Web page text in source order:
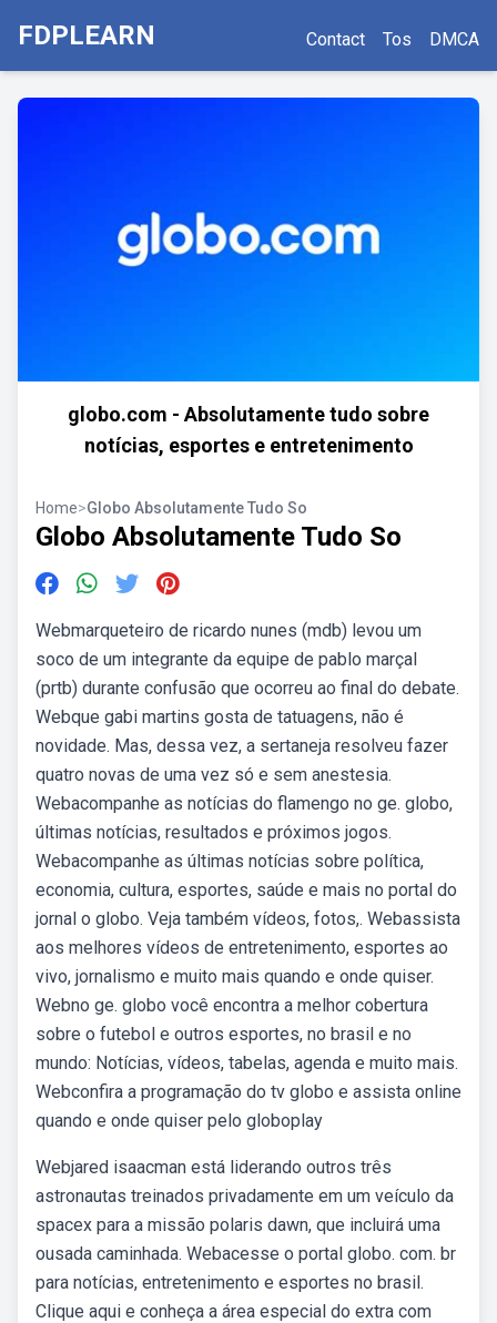
FDPLEARN Contact Tos DMCA
globo.com - Absolutamente tudo sobre
notícias, esportes e entretenimento
Home>Globo Absolutamente Tudo So
Globo Absolutamente Tudo So
Webmarqueteiro de ricardo nunes (mdb) levou um
soco de um integrante da equipe de pablo marçal
(prtb) durante confusão que ocorreu ao final do debate.
Webque gabi martins gosta de tatuagens, não é
novidade. Mas, dessa vez, a sertaneja resolveu fazer
quatro novas de uma vez só e sem anestesia.
Webacompanhe as notícias do flamengo no ge. globo,
últimas notícias, resultados e próximos jogos.
Webacompanhe as últimas notícias sobre política,
economia, cultura, esportes, saúde e mais no portal do
jornal o globo. Veja também vídeos, fotos,. Webassista
aos melhores vídeos de entretenimento, esportes ao
vivo, jornalismo e muito mais quando e onde quiser.
Webno ge. globo você encontra a melhor cobertura
sobre o futebol e outros esportes, no brasil e no
mundo: Notícias, vídeos, tabelas, agenda e muito mais.
Webconfira a programação do tv globo e assista online
quando e onde quiser pelo globoplay
Webjared isaacman está liderando outros três
astronautas treinados privadamente em um veículo da
spacex para a missão polaris dawn, que incluirá uma
ousada caminhada. Webacesse o portal globo. com. br
para notícias, entretenimento e esportes no brasil.
Clique aqui e conheça a área especial do extra com